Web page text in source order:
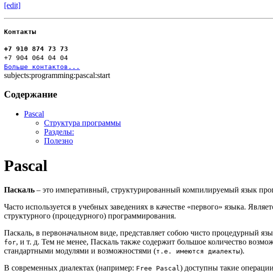
[edit]
Контакты
+7 910 874 73 73
+7 904 064 04 04
Больше контактов...
subjects:programming:pascal:start
Содержание
Pascal
Структура программы
Разделы:
Полезно
Pascal
Паскаль – это императивный, структурированный компилируемый язык
Часто используется в учебных заведениях в качестве «первого» языка.
структурного (процедурного) программирования.
Паскаль, в первоначальном виде, представляет собою чисто процедурный
for, и т. д. Тем не менее, Паскаль также содержит большое количество
стандартными модулями и возможностями (т.е. имеются диалекты).
В современных диалектах (например: Free Pascal) доступны такие